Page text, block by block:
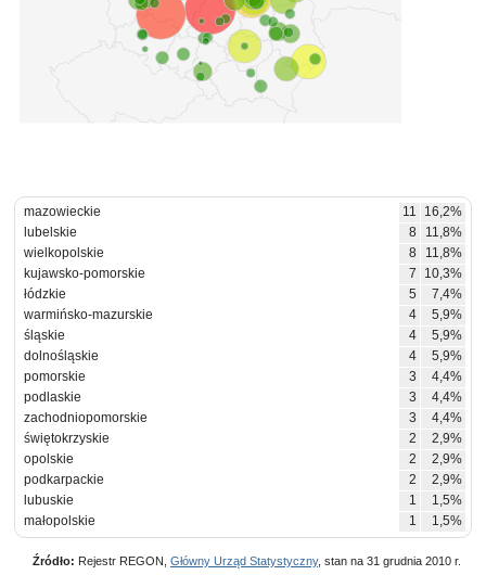
mazowieckie 11
16,2%
lubelskie
8
11,8%
wielkopolskie
8
11,8%
kujawsko-pomorskie
7
10,3%
łódzkie
5
7,4%
warmińsko-mazurskie
4
5,9%
śląskie
4
5,9%
dolnośląskie
4
5,9%
pomorskie
3
4,4%
podlaskie
3
4,4%
zachodniopomorskie
3
4,4%
świętokrzyskie
2
2,9%
opolskie
2
2,9%
podkarpackie
2
2,9%
lubuskie
1
1,5%
małopolskie
1 1,5%
Źródło: Rejestr REGON, Główny Urząd Statystyczny, stan na 31 grudnia 2010 r.